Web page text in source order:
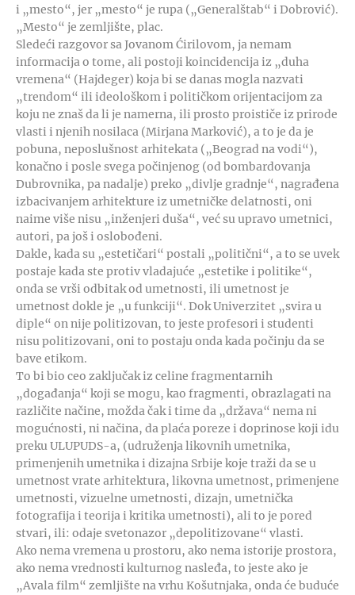
i „mesto“, jer „mesto“ je rupa („Generalštab“ i Dobrović).
„Mesto“ je zemljište, plac.
Sledeći razgovor sa Jovanom Ćirilovom, ja nemam
informacija o tome, ali postoji koincidencija iz „duha
vremena“ (Hajdeger) koja bi se danas mogla nazvati
„trendom“ ili ideološkom i političkom orijentacijom za
koju ne znaš da li je namerna, ili prosto proističe iz prirode
vlasti i njenih nosilaca (Mirjana Marković), a to je da je
pobuna, neposlušnost arhitekata („Beograd na vodi“),
konačno i posle svega počinjenog (od bombardovanja
Dubrovnika, pa nadalje) preko „divlje gradnje“, nagrađena
izbacivanjem arhitekture iz umetničke delatnosti, oni
naime više nisu „inženjeri duša“, već su upravo umetnici,
autori, pa još i oslobođeni.
Dakle, kada su „estetičari“ postali „politični“, a to se uvek
postaje kada ste protiv vladajuće „estetike i politike“,
onda se vrši odbitak od umetnosti, ili umetnost je
umetnost dokle je „u funkciji“. Dok Univerzitet „svira u
diple“ on nije politizovan, to jeste profesori i studenti
nisu politizovani, oni to postaju onda kada počinju da se
bave etikom.
To bi bio ceo zaključak iz celine fragmentarnih
„događanja“ koji se mogu, kao fragmenti, obrazlagati na
različite načine, možda čak i time da „država“ nema ni
mogućnosti, ni načina, da plaća poreze i doprinose koji idu
preku ULUPUDS-a, (udruženja likovnih umetnika,
primenjenih umetnika i dizajna Srbije koje traži da se u
umetnost vrate arhitektura, likovna umetnost, primenjene
umetnosti, vizuelne umetnosti, dizajn, umetnička
fotografija i teorija i kritika umetnosti), ali to je pored
stvari, ili: odaje svetonazor „depolitizovane“ vlasti.
Ako nema vremena u prostoru, ako nema istorije prostora,
ako nema vrednosti kulturnog nasleđa, to jeste ako je
„Avala film“ zemljište na vrhu Košutnjaka, onda će buduće